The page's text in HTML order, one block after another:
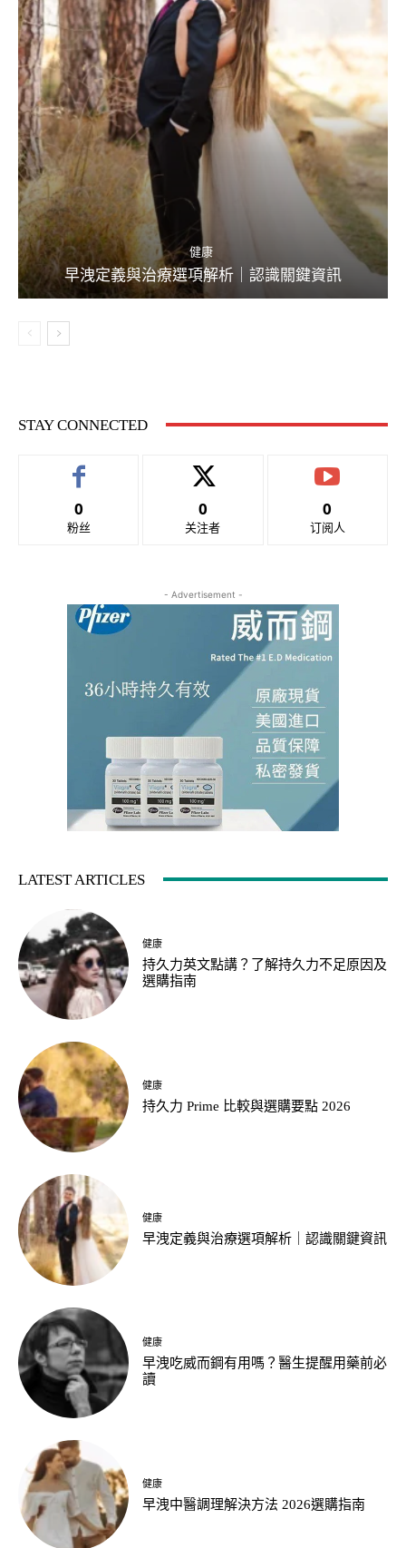
健康
早洩定義與治療選項解析｜認識關鍵資訊
STAY CONNECTED
0
粉丝
0
关注者
0
订阅人
- Advertisement -
LATEST ARTICLES
健康
持久力英文點講？了解持久力不足原因及
選購指南
健康
持久力 Prime 比較與選購要點 2026
健康
早洩定義與治療選項解析｜認識關鍵資訊
健康
早洩吃威而鋼有用嗎？醫生提醒用藥前必
讀
健康
早洩中醫調理解決方法 2026選購指南